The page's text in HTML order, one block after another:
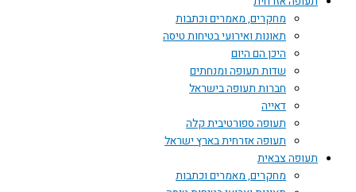
מחקרים, מאמרים וכתבות
תאונות ואירועי בטיחות טיסה
היכן הם היום
שדות תעופה ומנחתים
חברות תעופה בישראל
דאייה
תעופה ספורטיבית קלה
תעופה אזרחית בארץ ישראל
תעופה צבאית
מחקרים, מאמרים וכתבות